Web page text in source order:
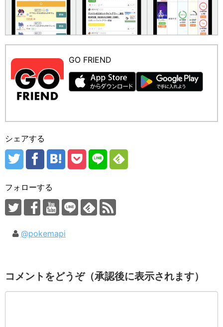
GO FRIEND
シェアする
フォローする
@pokemapi
コメントをどうぞ（承認後に表示されます）